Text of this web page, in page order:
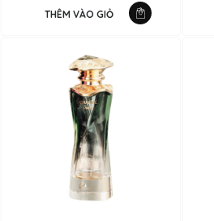
THÊM VÀO GIỎ